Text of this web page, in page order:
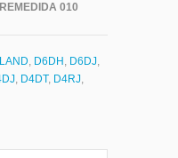
010
, D6DH , D6DJ,
, D4DT, D4RJ,